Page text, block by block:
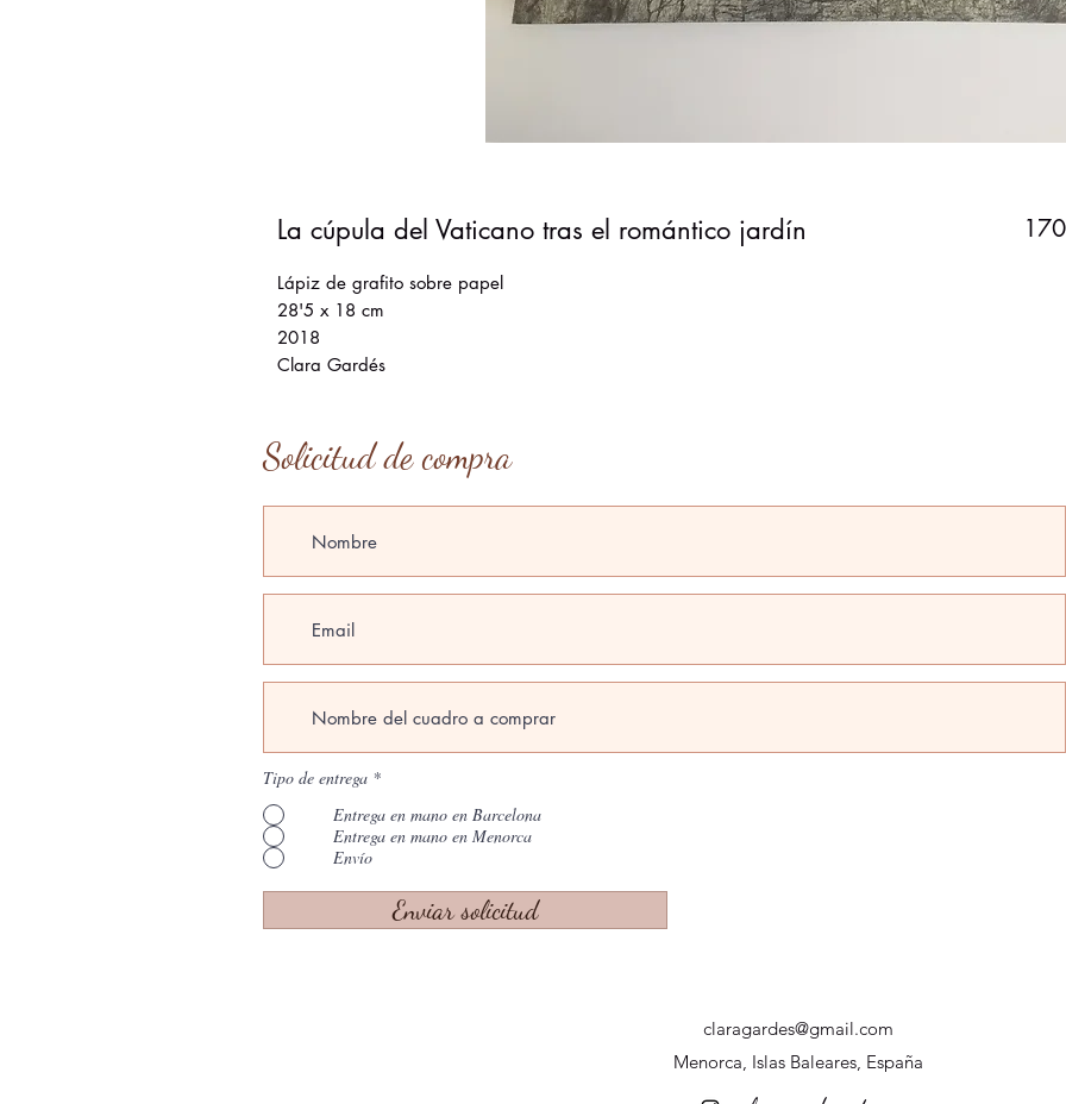
La cúpula del Vaticano tras el romántico jardín
Lápiz de grafito sobre papel
28'5 x 18 cm
2018
Clara Gardés
Solicitud de compra
Tipo de entrega *
Entrega en mano en Barcelona
Entrega en mano en Menorca
Envío
Enviar solicitud
claragardes@gmail.com
Menorca, Islas Baleares, España